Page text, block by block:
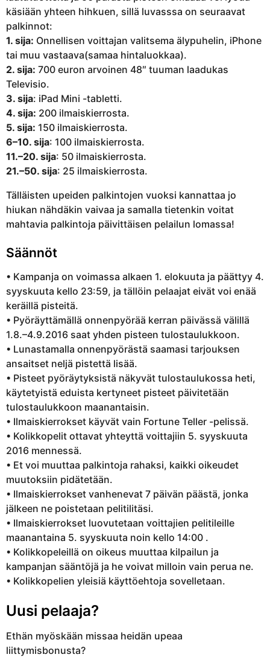
käsiään yhteen hihkuen, sillä luvasssa on seuraavat
palkinnot:
1. sija: Onnellisen voittajan valitsema älypuhelin, iPhone
tai muu vastaava(samaa hintaluokkaa).
2. sija: 700 euron arvoinen 48″ tuuman laadukas
Televisio.
3. sija: iPad Mini -tabletti.
4. sija: 200 ilmaiskierrosta.
5. sija: 150 ilmaiskierrosta.
6–10. sija: 100 ilmaiskierrosta.
11.–20. sija: 50 ilmaiskierrosta.
21.–50. sija: 25 ilmaiskierrosta.
Tälläisten upeiden palkintojen vuoksi kannattaa jo
hiukan nähdäkin vaivaa ja samalla tietenkin voitat
mahtavia palkintoja päivittäisen pelailun lomassa!
Säännöt
• Kampanja on voimassa alkaen 1. elokuuta ja päättyy 4.
syyskuuta kello 23:59, ja tällöin pelaajat eivät voi enää
keräillä pisteitä.
• Pyöräyttämällä onnenpyörää kerran päivässä välillä
1.8.–4.9.2016 saat yhden pisteen tulostaulukkoon.
• Lunastamalla onnenpyörästä saamasi tarjouksen
ansaitset neljä pistettä lisää.
• Pisteet pyöräytyksistä näkyvät tulostaulukossa heti,
käytetyistä eduista kertyneet pisteet päivitetään
tulostaulukkoon maanantaisin.
• Ilmaiskierrokset käyvät vain Fortune Teller -pelissä.
• Kolikkopelit ottavat yhteyttä voittajiin 5. syyskuuta
2016 mennessä.
• Et voi muuttaa palkintoja rahaksi, kaikki oikeudet
muutoksiin pidätetään.
• Ilmaiskierrokset vanhenevat 7 päivän päästä, jonka
jälkeen ne poistetaan pelitilitäsi.
• Ilmaiskierrokset luovutetaan voittajien pelitileille
maanantaina 5. syyskuuta noin kello 14:00 .
• Kolikkopeleillä on oikeus muuttaa kilpailun ja
kampanjan sääntöjä ja he voivat milloin vain perua ne.
• Kolikkopelien yleisiä käyttöehtoja sovelletaan.
Uusi pelaaja?
Ethän myöskään missaa heidän upeaa
liittymisbonusta?